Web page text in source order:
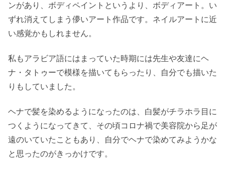
ンがあり、ボディペイントというより、ボディアート。い
ずれ消えてしまう儚いアート作品です。ネイルアートに近
い感覚かもしれません。
私もアラビア語にはまっていた時期には先生や友達にヘ
ナ・タトゥーで模様を描いてもらったり、自分でも描いた
りもしていました。
ヘナで髪を染めるようになったのは、白髪がチラホラ目に
つくようになってきて、その頃コロナ禍で美容院から足が
遠のいていたこともあり、自分でヘナで染めてみようかな
と思ったのがきっかけです。